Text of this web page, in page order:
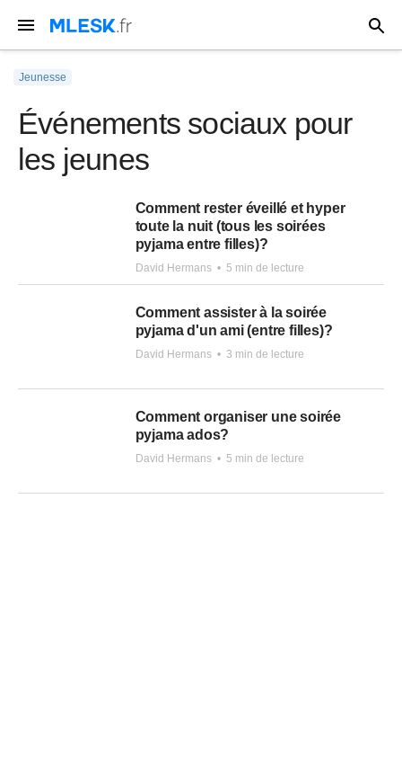
Jeunesse
Événements sociaux pour
les jeunes
Comment rester éveillé et hyper
toute la nuit (tous les soirées
pyjama entre filles)?
David Hermans • 5 min de lecture
Comment assister à la soirée
pyjama d'un ami (entre filles)?
David Hermans • 3 min de lecture
Comment organiser une soirée
pyjama ados?
David Hermans • 5 min de lecture